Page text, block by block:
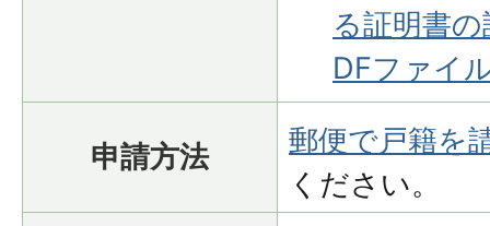
る証明書
DFファイ
申請方法
郵便で戸籍を
ください。